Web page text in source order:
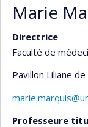
Marie
Directrice
Faculté de
Pavillon Liliane
Professeure